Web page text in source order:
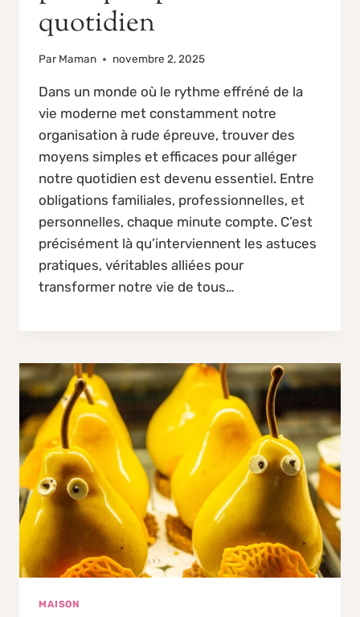
quotidien
Par Maman novembre 2, 2025
Dans un monde où le rythme effréné de la
vie moderne met constamment notre
organisation à rude épreuve, trouver des
moyens simples et efficaces pour alléger
notre quotidien est devenu essentiel. Entre
obligations familiales, professionnelles, et
personnelles, chaque minute compte. C’est
précisément là qu’interviennent les astuces
pratiques, véritables alliées pour
transformer notre vie de tous…
MAISON